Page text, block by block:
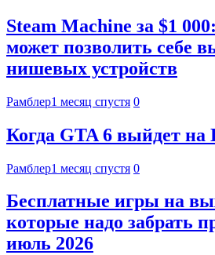
Steam Machine за $1
может позволить себе
нишевых устройств
Рамблер1 месяц спустя 0
Когда GTA 6 выйдет
Рамблер1 месяц спустя 0
Бесплатные игры на
которые надо забрать
июль 2026